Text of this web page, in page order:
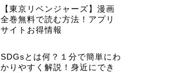
【東京リベンジャーズ】漫画
全巻無料で読む方法！アプリ
サイトお得情報
SDGsとは何？１分で簡単にわ
かりやすく解説！身近にでき